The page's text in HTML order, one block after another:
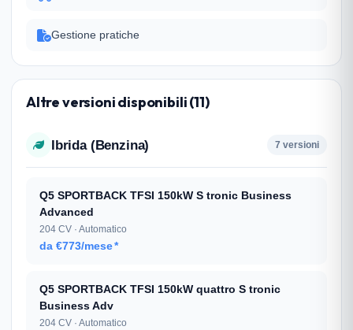
Gestione pratiche
Altre versioni disponibili (11)
Ibrida (Benzina) 7 versioni
Q5 SPORTBACK TFSI 150kW S tronic Business
Advanced
204 CV · Automatico
da €773/mese*
Q5 SPORTBACK TFSI 150kW quattro S tronic
Business Adv
204 CV · Automatico